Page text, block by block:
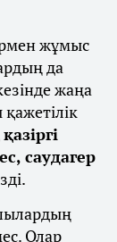
жұмыс
да
жаңа
қазіргі
саудагер
Олар